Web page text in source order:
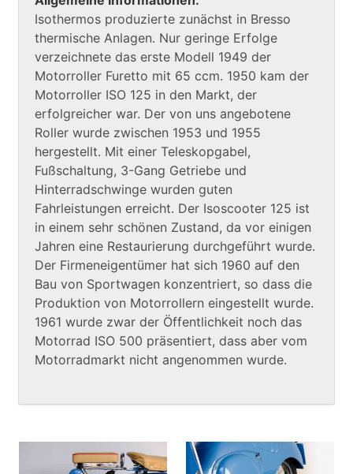
Isothermos produzierte zunächst in Bresso
thermische Anlagen. Nur geringe Erfolge
verzeichnete das erste Modell 1949 der
Motorroller Furetto mit 65 ccm. 1950 kam der
Motorroller ISO 125 in den Markt, der
erfolgreicher war. Der von uns angebotene
Roller wurde zwischen 1953 und 1955
hergestellt. Mit einer Teleskopgabel,
Fußschaltung, 3-Gang Getriebe und
Hinterradschwinge wurden guten
Fahrleistungen erreicht. Der Isoscooter 125 ist
in einem sehr schönen Zustand, da vor einigen
Jahren eine Restaurierung durchgeführt wurde.
Der Firmeneigentümer hat sich 1960 auf den
Bau von Sportwagen konzentriert, so dass die
Produktion von Motorrollern eingestellt wurde.
1961 wurde zwar der Öffentlichkeit noch das
Motorrad ISO 500 präsentiert, dass aber vom
Motorradmarkt nicht angenommen wurde.